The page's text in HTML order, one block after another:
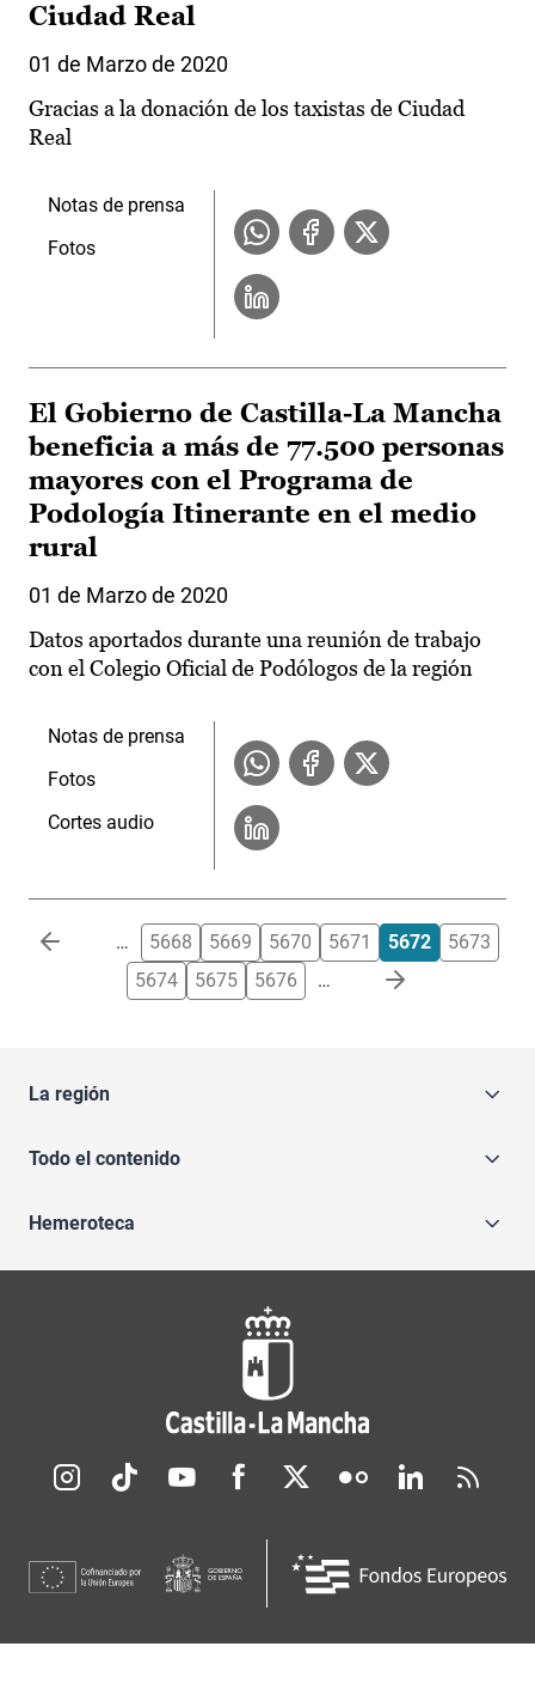
Ciudad Real
01 de Marzo de 2020
Gracias a la donación de los taxistas de Ciudad
Real
Notas de prensa
Fotos
El Gobierno de Castilla-La Mancha
beneficia a más de 77.500 personas
mayores con el Programa de
Podología Itinerante en el medio
rural
01 de Marzo de 2020
Datos aportados durante una reunión de trabajo
con el Colegio Oficial de Podólogos de la región
Notas de prensa
Fotos
Cortes audio
Paginación … 5668 5669 5670 5671 5672
5673
5674
5675 5676 …
La región
Todo el contenido
Hemeroteca
Redes sociales JCCM